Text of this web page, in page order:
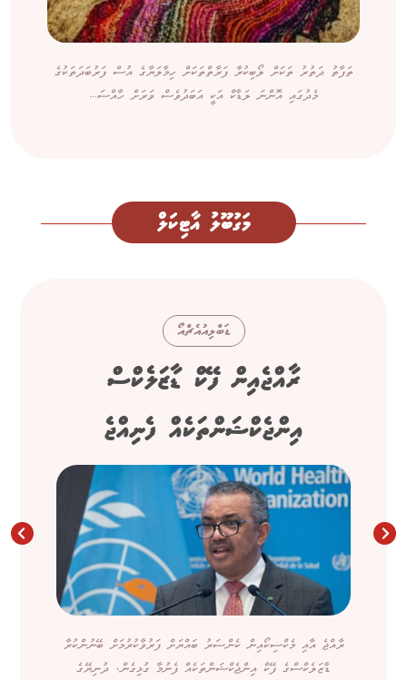
ތަފާތު ދަތުރު ތަކަށް ލޯބިކުރާ ފަރާތްތަކަށް ހިމާލަޔާގެ އުސް ފަރުބަދަތަކުގެ
މެދުގައި އޮންނަ ލަޑާކް އަކީ އަބަދުވެސް ވަރަށް ހާއްސަ...
މަގުބޫލު އާޓިކަލް
ޑަބްލިއުއެޗްއޯ
ރާއްޖެއިން ފޭކް ޑާޒަލެކްސް
އިންޖެކްޝަންތަކެއް ފެނިއްޖެ
ރާއްޖެ އާއި މެކްސިކޯއިން ކެންސަރު ބައްޔަށް ފަރުވާކުރުމަށް ބޭނުންކުރާ
ޑާޒަލެކްސްގެ ފޭކް އިންޖެކްޝަންތަކެއް ފެނުމާ ގުޅިގެން، ދުނިޔޭގެ